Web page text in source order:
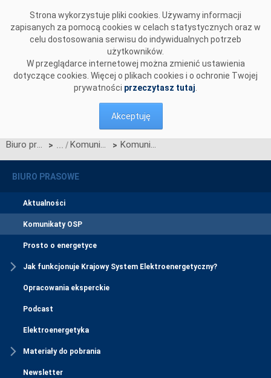
Strona wykorzystuje pliki cookies. Używamy informacji
zapisanych za pomocą cookies w celach statystycznych oraz w
celu dostosowania serwisu do indywidualnych potrzeb
użytkowników.
W przeglądarce internetowej można zmienić ustawienia
dotyczące cookies. Więcej o plikach cookies i o ochronie Twojej
prywatności przeczytasz tutaj
Akceptuję
Biuro prasowe > Komunikaty OSP > Komunikat OSP dotyczący zawieszenia procesu Jednolitego łączenia Rynków Dnia Bieżącego w dniu 07.10.2025.
BIURO PRASOWE
Aktualności
Komunikaty OSP
Prosto o energetyce
Jak funkcjonuje Krajowy System Elektroenergetyczny?
Opracowania eksperckie
Podcast
Elektroenergetyka
Materiały do pobrania
Newsletter